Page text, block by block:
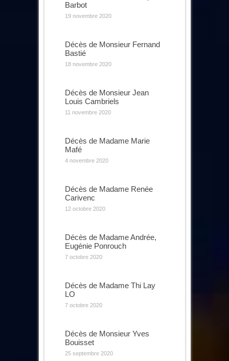
Barbot
19 novembre 2020
Décès de Monsieur Fernand
Bastié
18 novembre 2020
Décès de Monsieur Jean
Louis Cambriels
11 novembre 2020
Décès de Madame Marie
Mafé
4 novembre 2020
Décès de Madame Renée
Carivenc
12 octobre 2020
Décès de Madame Andrée,
Eugénie Ponrouch
7 octobre 2020
Décès de Madame Thi Lay
LO
7 octobre 2020
Décès de Monsieur Yves
Bouisset
25 septembre 2020